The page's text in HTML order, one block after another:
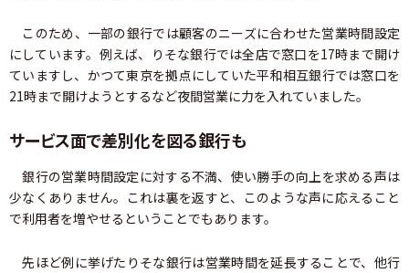
このため、一部の銀行では顧客のニーズに合わせた営業時間設定
にしています。例えば、りそな銀行では全店で窓口を17時まで開け
ていますし、かつて東京を拠点にしていた平和相互銀行では窓口を
21時まで開けようとするなど夜間営業に力を入れていました。
サービス面で差別化を図る銀行も
銀行の営業時間設定に対する不満、使い勝手の向上を求める声は
少なくありません。これは裏を返すと、このような声に応えること
で利用者を増やせるということでもあります。
先ほど例に挙げたりそな銀行は営業時間を延長することで、他行